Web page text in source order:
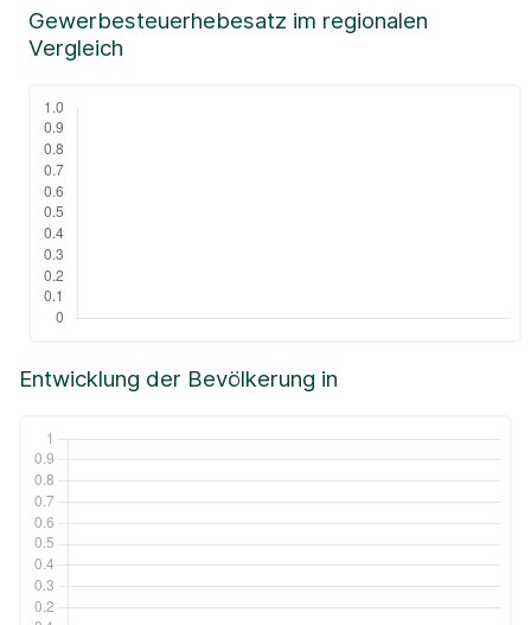
Entwicklung der Bevölkerung in
Gewerbesteuerhebesatz im regionalen
Vergleich